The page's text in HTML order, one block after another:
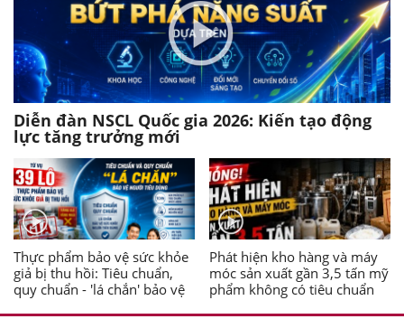
Diễn đàn NSCL Quốc gia 2026: Kiến tạo động
lực tăng trưởng mới
Thực phẩm bảo vệ sức khỏe
giả bị thu hồi: Tiêu chuẩn,
quy chuẩn - 'lá chắn' bảo vệ
Phát hiện kho hàng và máy
móc sản xuất gần 3,5 tấn mỹ
phẩm không có tiêu chuẩn